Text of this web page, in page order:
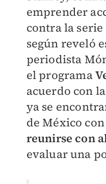
emprender
contra la serie
según reveló
periodista
el programa
acuerdo con
ya se
de México
reunirse con
evaluar una